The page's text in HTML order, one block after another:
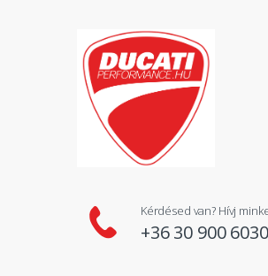
Kérdésed van? Hívj
+36 30 900 6030